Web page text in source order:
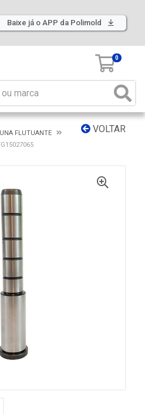
Baixe já o APP da Polimold
0
VOLTAR
FLUTUANTE